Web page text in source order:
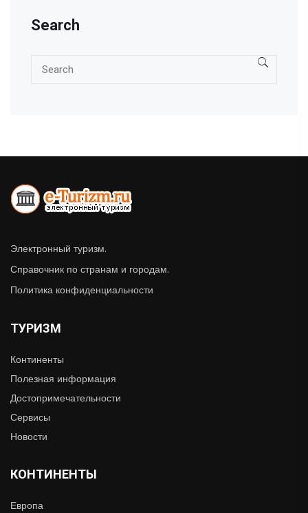
Search
Электронный туризм.
Справочник по странам и городам.
Политика конфиденциальности
ТУРИЗМ
Континенты
Полезная информация
Достопримечательности
Сервисы
Новости
КОНТИНЕНТЫ
Европа